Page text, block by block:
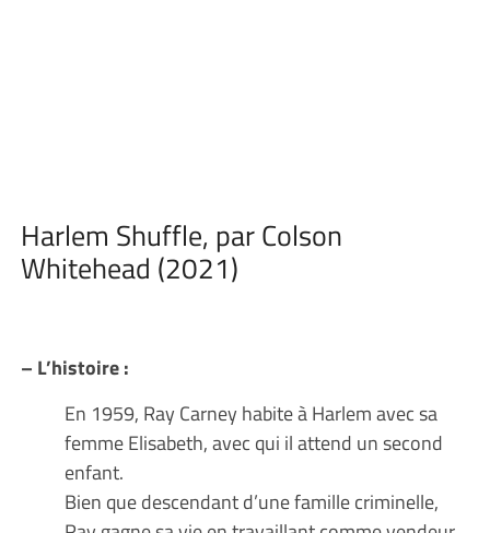
Harlem Shuffle, par Colson
Whitehead (2021)
– L’histoire :
En 1959, Ray Carney habite à Harlem avec sa
femme Elisabeth, avec qui il attend un second
enfant.
Bien que descendant d’une famille criminelle,